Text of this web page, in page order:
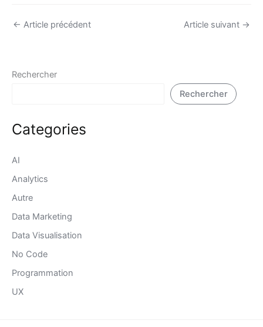
← Article précédent Article suivant →
Rechercher
Rechercher
Categories
AI
Analytics
Autre
Data Marketing
Data Visualisation
No Code
Programmation
UX